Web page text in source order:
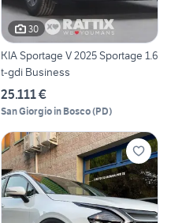
30
KIA Sportage V 2025 Sportage 1.6
t-gdi Business
25.111 €
San Giorgio in Bosco(PD)